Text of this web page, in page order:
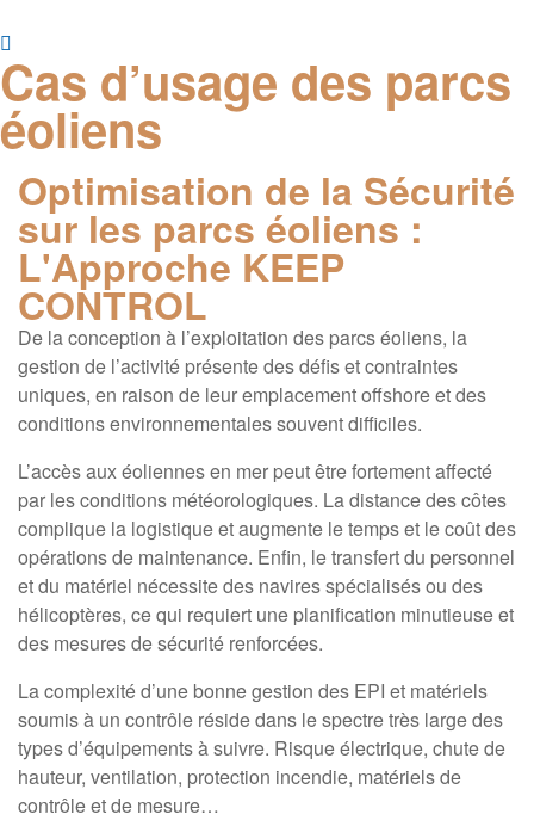
Cas d’usage des parcs
éoliens
01
Optimisation de la Sécurité
sur les parcs éoliens :
L'Approche KEEP
CONTROL
De la conception à l’exploitation des parcs éoliens, la
gestion de l’activité présente des défis et contraintes
uniques, en raison de leur emplacement offshore et des
conditions environnementales souvent difficiles.
L’accès aux éoliennes en mer peut être fortement affecté
par les conditions météorologiques. La distance des côtes
complique la logistique et augmente le temps et le coût des
opérations de maintenance. Enfin, le transfert du personnel
et du matériel nécessite des navires spécialisés ou des
hélicoptères, ce qui requiert une planification minutieuse et
des mesures de sécurité renforcées.
La complexité d’une bonne gestion des EPI et matériels
soumis à un contrôle réside dans le spectre très large des
types d’équipements à suivre. Risque électrique, chute de
hauteur, ventilation, protection incendie, matériels de
contrôle et de mesure…